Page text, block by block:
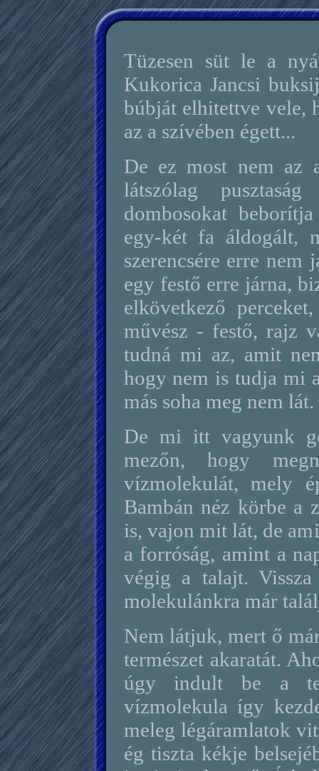
Tüzesen süt le a
Kukorica Jancsi
búbját elhitettve vele,
az a szívében égett...
De ez most nem az
látszólag
dombosokat
egy-két fa áldogált,
szerencsére erre nem
egy festő erre járna,
elkövetkező
művész - festő, rajz
tudná mi az, amit
hogy nem is tudja mi
más soha meg nem lát.
De mi itt vagyunk
mezőn, hogy
vízmolekulát, mely
Bambán néz körbe a
is, vajon mit lát, de
a forróság, amint a
végig a talajt.
molekulánkra már
Nem látjuk, mert ő
természet akaratát.
úgy indult be a
vízmolekula így
meleg légáramlatok
ég tiszta kékje